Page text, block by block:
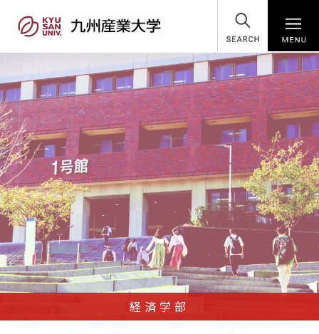
SEARCH
経済学部